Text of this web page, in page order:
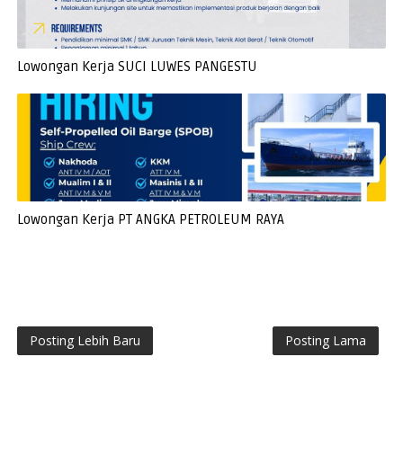
Lowongan Kerja SUCI LUWES PANGESTU
Lowongan Kerja PT ANGKA PETROLEUM RAYA
Posting Lebih Baru Posting Lama